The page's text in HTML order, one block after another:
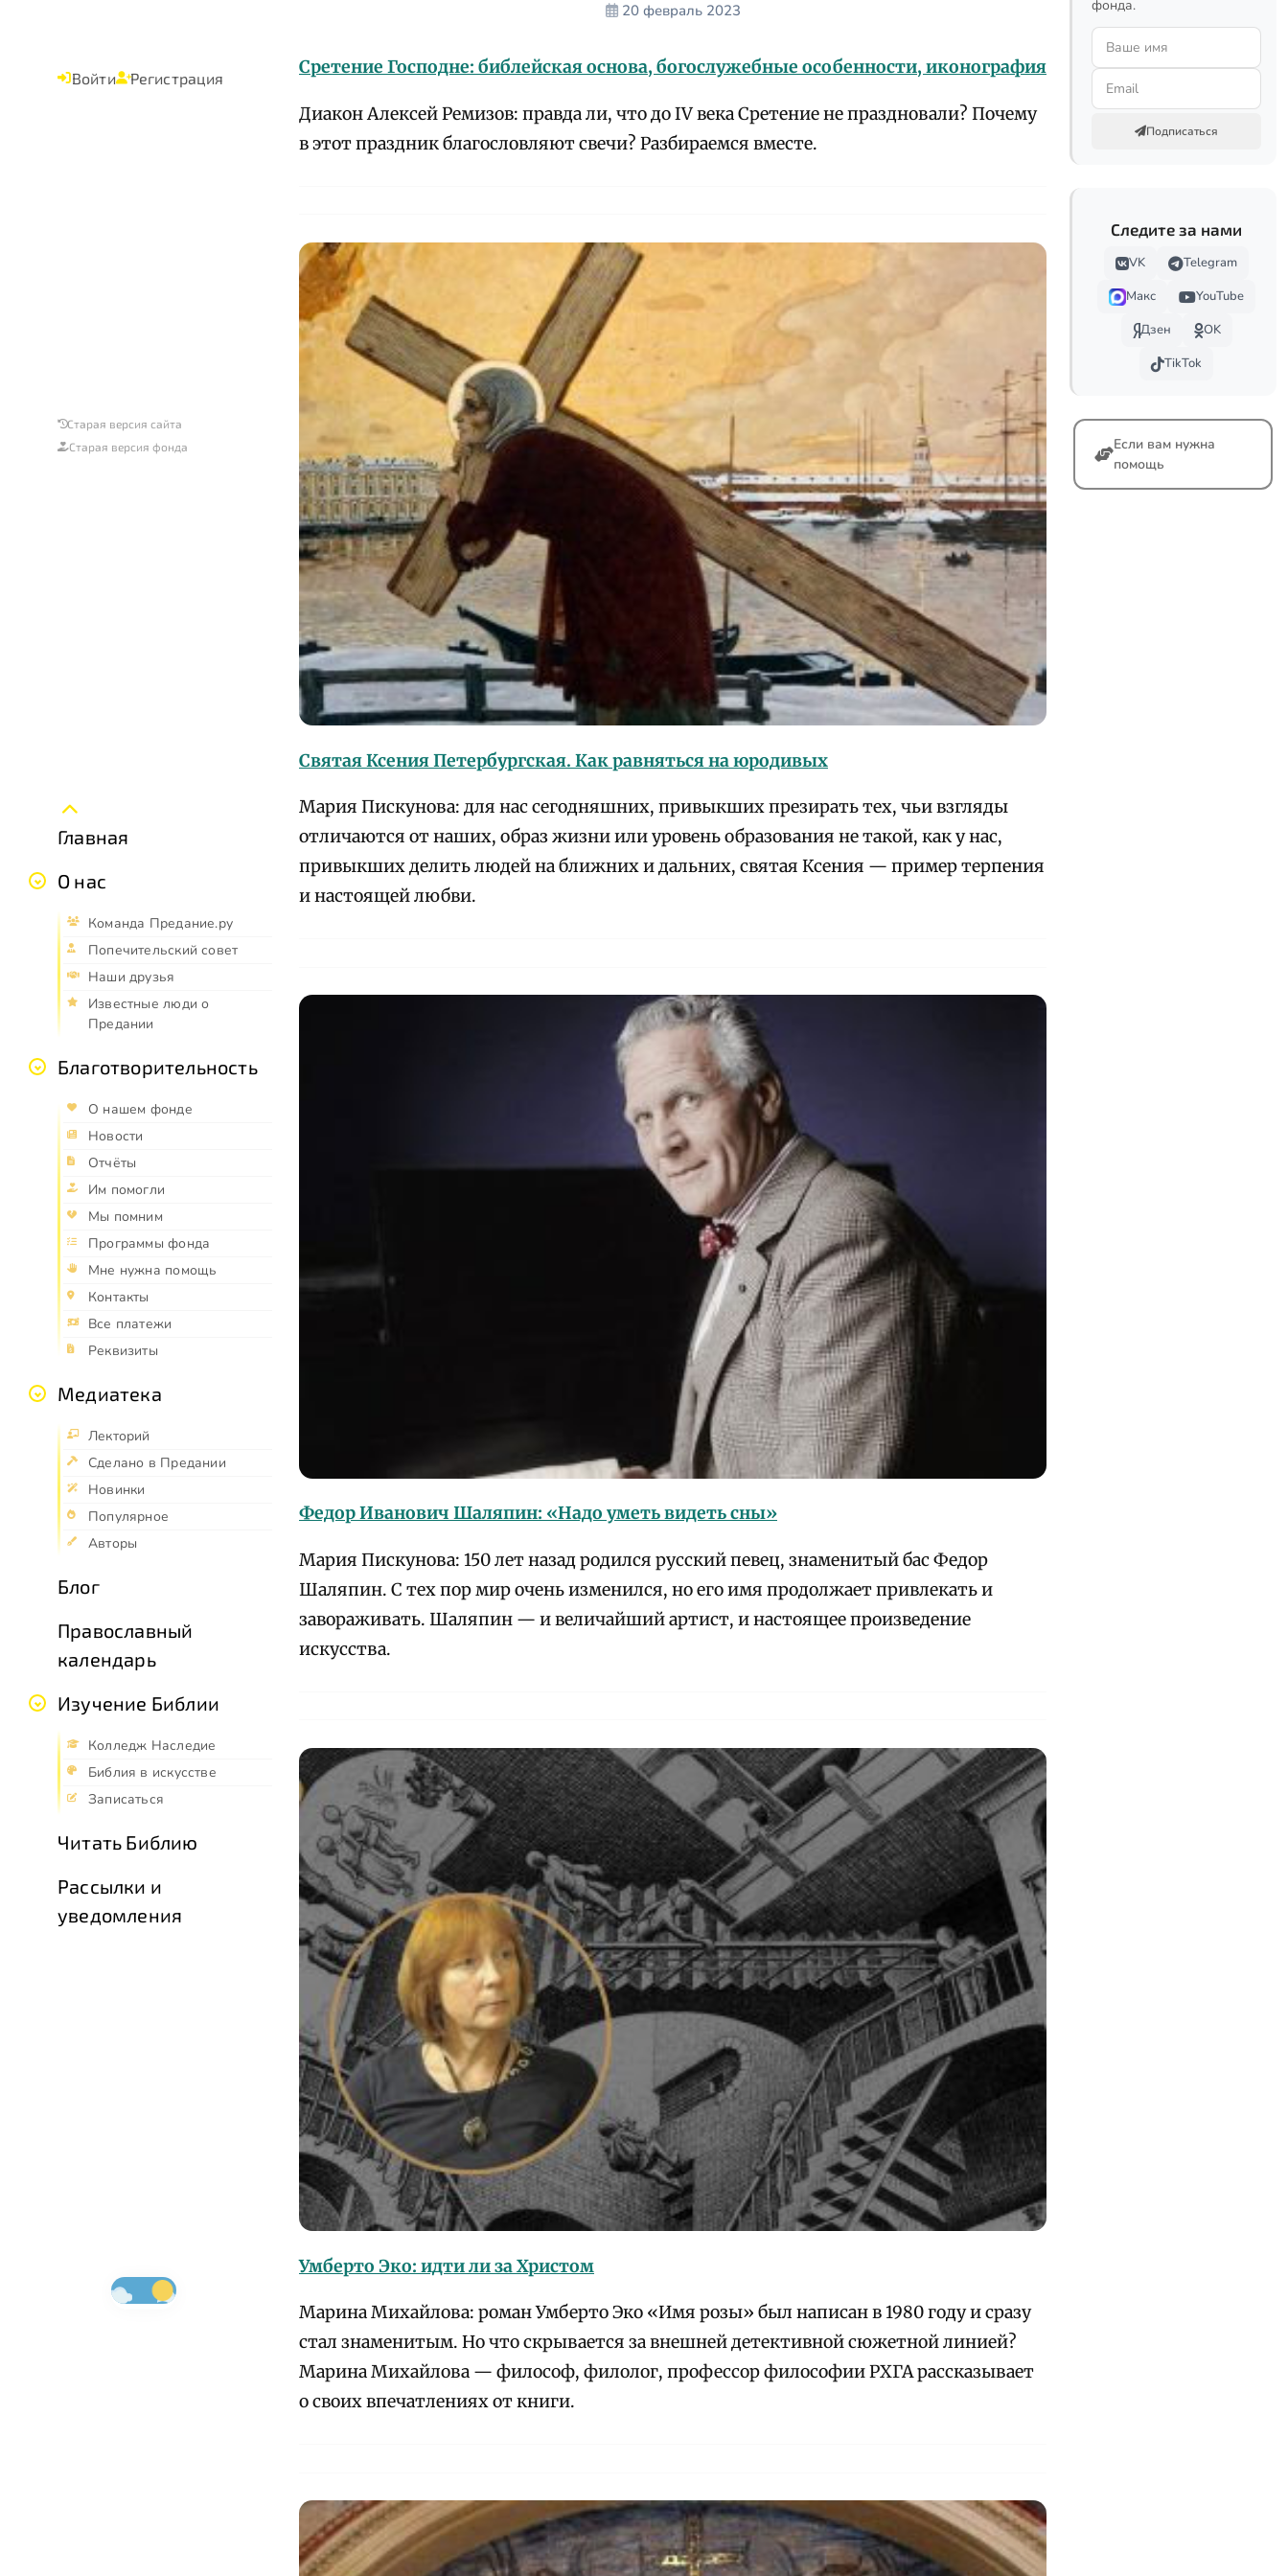
Войти Регистрация
Старая версия сайта
Старая версия фонда
Главная
О нас
Команда Предание.ру
Попечительский совет
Наши друзья
Известные люди о
Предании
Благотворительность
О нашем фонде
Новости
Отчёты
Им помогли
Мы помним
Программы фонда
Мне нужна помощь
Контакты
Все платежи
Реквизиты
Медиатека
Лекторий
Сделано в Предании
Новинки
Популярное
Авторы
Блог
Православный
календарь
Изучение Библии
Колледж Наследие
Библия в искусстве
Записаться
Читать Библию
Рассылки и
уведомления
20 февраль 2023
Сретение Господне: библейская основа, богослужебные особенности, иконография
Диакон Алексей Ремизов: правда ли, что до IV века Сретение не праздновали? Почему
в этот праздник благословляют свечи? Разбираемся вместе.
Святая Ксения Петербургская. Как равняться на юродивых
Мария Пискунова: для нас сегодняшних, привыкших презирать тех, чьи взгляды
отличаются от наших, образ жизни или уровень образования не такой, как у нас,
привыкших делить людей на ближних и дальних, святая Ксения — пример терпения
и настоящей любви.
Федор Иванович Шаляпин: «Надо уметь видеть сны»
Мария Пискунова: 150 лет назад родился русский певец, знаменитый бас Федор
Шаляпин. С тех пор мир очень изменился, но его имя продолжает привлекать и
завораживать. Шаляпин — и величайший артист, и настоящее произведение
искусства.
Умберто Эко: идти ли за Христом
Марина Михайлова: роман Умберто Эко «Имя розы» был написан в 1980 году и сразу
стал знаменитым. Но что скрывается за внешней детективной сюжетной линией?
Марина Михайлова — философ, филолог, профессор философии РХГА рассказывает
о своих впечатлениях от книги.
фонда.
Подписаться
Следите за нами
VK
Telegram
Макс
YouTube
Дзен
OK
TikTok
Если вам нужна
помощь